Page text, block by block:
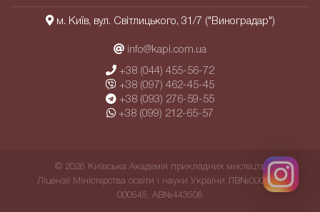
м. Київ, вул. Світлицького, 31/7 ("Виноградар")
info@kapi.com.ua
+38 (044) 455-56-72
+38 (097) 462-45-45
+38 (093) 276-59-55
+38 (099) 212-65-57
© 2026 Київська Академія прикладних мистецтв
Ліцензії Міністерства освіти і науки України ЛВ№000865-
000545, АВ№443506